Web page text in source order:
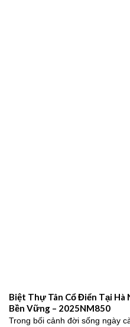
Biệt Thự Tân Cổ Điển Tại Hà
Bền Vững – 2025NM850
Trong bối cảnh đời sống ngày